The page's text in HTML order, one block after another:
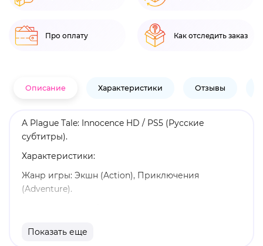
Про оплату Как отследить заказ
Описание Характеристики Отзывы
A Plague Tale: Innocence HD / PS5 (Русские
субтитры).
Характеристики:
Жанр игры: Экшн (Action), Приключения
(Adventure).
Издатель: Focus Home Interactive.
Показать еще